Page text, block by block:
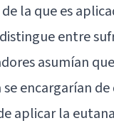
la que es
entre
asumían
encargarían
aplicar la